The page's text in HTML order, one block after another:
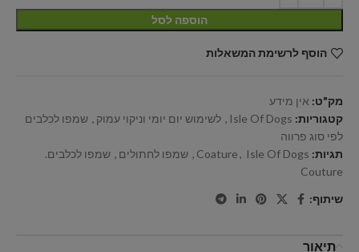
הוספה לסל
הוסף לרשימת המשאלות
מק"ט: אין מידע
קטגוריות: Isle Of Dogs
, לשימוש יום יומי וניקוי עמוק , שמפו לכלבים
לפי סוג פרווה
תגיות:
Coature, Isle Of Dogs
, שמפו לחתולים , שמפו לכלבים.
Couture
שיתוף:
תיאור